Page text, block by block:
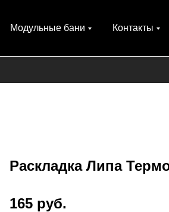
Модульные бани Контакты
Раскладка Липа
165 руб.